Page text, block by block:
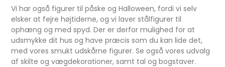
Vi har også figurer til påske og Halloween, fordi vi selv
elsker at fejre højtiderne, og vi laver stålfigurer til
ophæng og med spyd. Der er derfor mulighed for at
udsmykke dit hus og have præcis som du kan lide det,
med vores smukt udskårne figurer. Se også vores udvalg
af skilte og vægdekorationer, samt tal og bogstaver.